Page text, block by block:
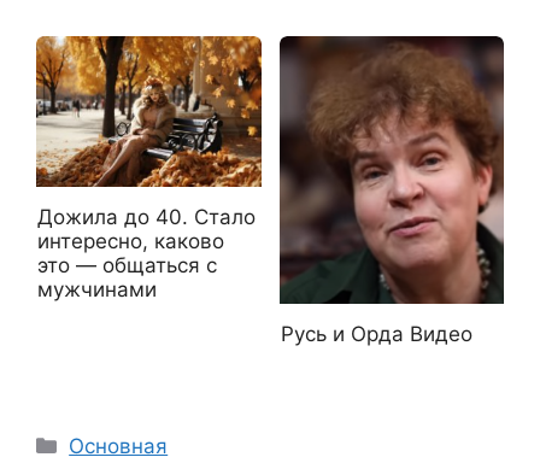
Дожила до 40. Стало
интересно, каково
это — общаться с
мужчинами
Русь и Орда Видео
Рубрики
Основная